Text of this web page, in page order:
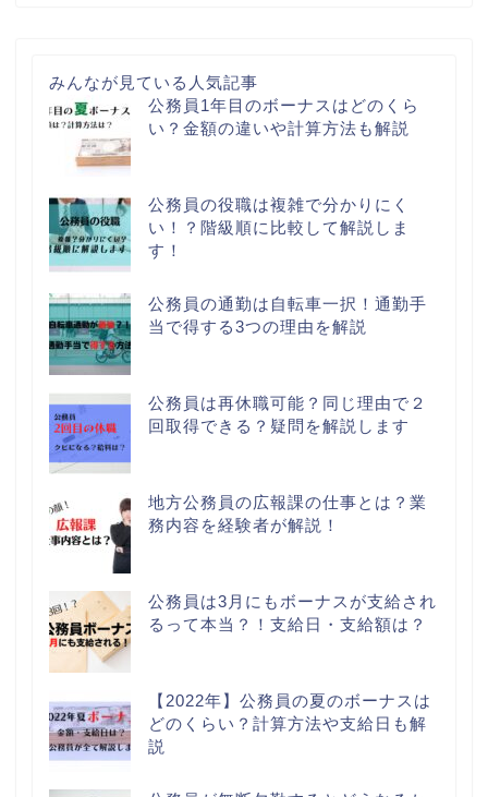
みんなが見ている人気記事
公務員1年目のボーナスはどのくら
い？金額の違いや計算方法も解説
公務員の役職は複雑で分かりにく
い！？階級順に比較して解説しま
す！
公務員の通勤は自転車一択！通勤手
当で得する3つの理由を解説
公務員は再休職可能？同じ理由で２
回取得できる？疑問を解説します
地方公務員の広報課の仕事とは？業
務内容を経験者が解説！
公務員は3月にもボーナスが支給され
るって本当？！支給日・支給額は？
【2022年】公務員の夏のボーナスは
どのくらい？計算方法や支給日も解
説